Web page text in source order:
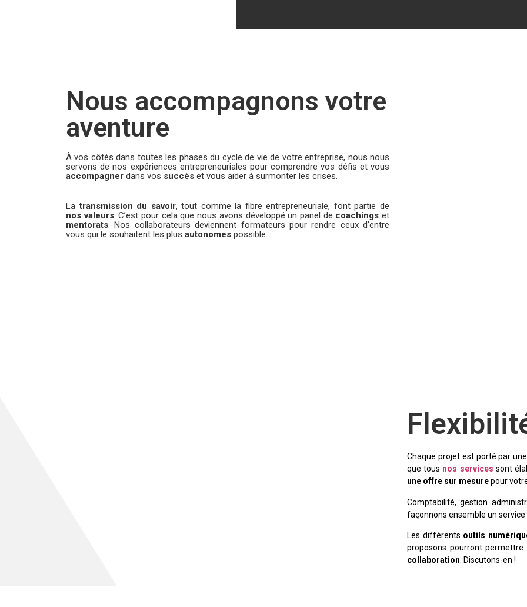
Nous accompagnons votre
aventure
À vos côtés dans toutes les phases du cycle de vie de votre entreprise, nous nous
servons de nos expériences entrepreneuriales pour comprendre vos défis et vous
accompagner dans vos succès et vous aider à surmonter les crises.
Latransmission du savoir, tout comme la fibre entrepreneuriale, font partie de
nos valeurs. C’est pour cela que nous avons développé un panel de coachings et
mentorats. Nos collaborateurs deviennent formateurs pour rendre ceux d’entre
vous qui le souhaitent les plus autonomes possible.
Chaque projet est porté par
que tous nos services sont
une offre sur mesurepour
Comptabilité, gestion
façonnons ensemble un
Les différents outils
proposons pourront
collaboration . Discutons-en !